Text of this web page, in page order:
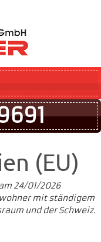
(EU)
24/01/2026
mit ständigem
und der Schweiz.